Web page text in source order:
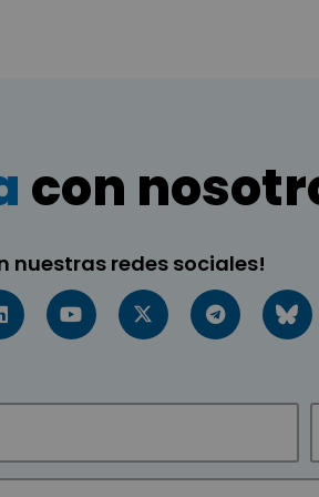
con
nuestras redes sociales!